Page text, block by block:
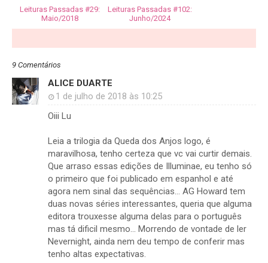
Leituras Passadas #29:
Maio/2018
Leituras Passadas #102:
Junho/2024
9 Comentários
ALICE DUARTE
1 de julho de 2018 às 10:25
Oiii Lu
Leia a trilogia da Queda dos Anjos logo, é
maravilhosa, tenho certeza que vc vai curtir demais.
Que arraso essas edições de Illuminae, eu tenho só
o primeiro que foi publicado em espanhol e até
agora nem sinal das sequências... AG Howard tem
duas novas séries interessantes, queria que alguma
editora trouxesse alguma delas para o português
mas tá dificil mesmo... Morrendo de vontade de ler
Nevernight, ainda nem deu tempo de conferir mas
tenho altas expectativas.